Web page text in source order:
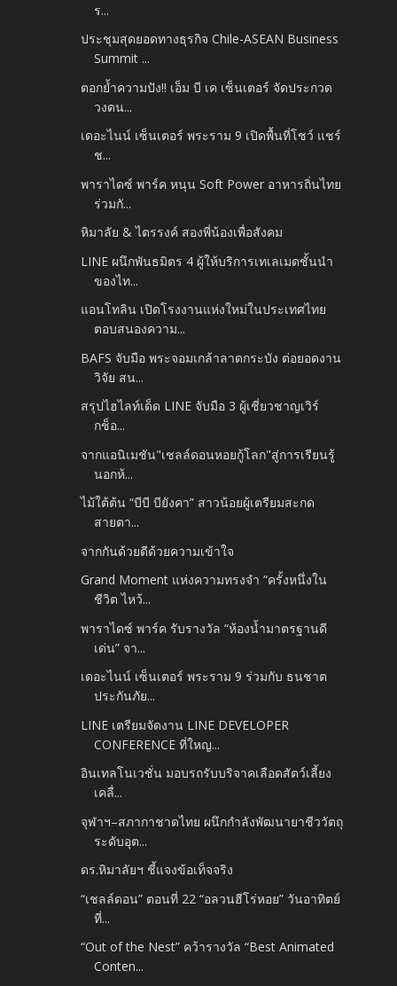
ร...
ประชุมสุดยอดทางธุรกิจ Chile-ASEAN Business
Summit ...
ตอกย้ำความปัง!! เอ็ม บี เค เซ็นเตอร์ จัดประกวด
วงดน...
เดอะไนน์ เซ็นเตอร์ พระราม 9 เปิดพื้นที่โชว์ แชร์
ช...
พาราไดซ์ พาร์ค หนุน Soft Power อาหารถิ่นไทย
ร่วมกั...
หิมาลัย & ไตรรงค์ สองพี่น้องเพื่อสังคม
LINE ผนึกพันธมิตร 4 ผู้ให้บริการเทเลเมดชั้นนำ
ของไท...
แอนโทลิน เปิดโรงงานแห่งใหม่ในประเทศไทย
ตอบสนองความ...
BAFS จับมือ พระจอมเกล้าลาดกระบัง ต่อยอดงาน
วิจัย สน...
สรุปไฮไลท์เด็ด LINE จับมือ 3 ผู้เชี่ยวชาญเวิร์
กช็อ...
จากแอนิเมชัน"เชลล์ดอนหอยกู้โลก"สู่การเรียนรู้
นอกห้...
ไม้ใต้ต้น “บีบี บียังคา” สาวน้อยผู้เตรียมสะกด
สายตา...
จากกันด้วยดีด้วยความเข้าใจ
Grand Moment แห่งความทรงจำ “ครั้งหนึ่งใน
ชีวิต ไหว้...
พาราไดซ์ พาร์ค รับรางวัล “ห้องน้ำมาตรฐานดี
เด่น” จา...
เดอะไนน์ เซ็นเตอร์ พระราม 9 ร่วมกับ ธนชาต
ประกันภัย...
LINE เตรียมจัดงาน LINE DEVELOPER
CONFERENCE ที่ใหญ...
อินเทลโนเวชั่น มอบรถรับบริจาคเลือดสัตว์เลี้ยง
เคลื่...
จุฬาฯ–สภากาชาดไทย ผนึกกำลังพัฒนายาชีววัตถุ
ระดับอุต...
ดร.หิมาลัยฯ ชี้แจงข้อเท็จจริง
“เชลล์ดอน” ตอนที่ 22 “อลวนฮีโร่หอย” วันอาทิตย์
ที่...
“Out of the Nest” คว้ารางวัล “Best Animated
Conten...